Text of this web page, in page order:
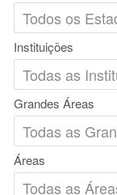
Instituições
Grandes Áreas
Áreas